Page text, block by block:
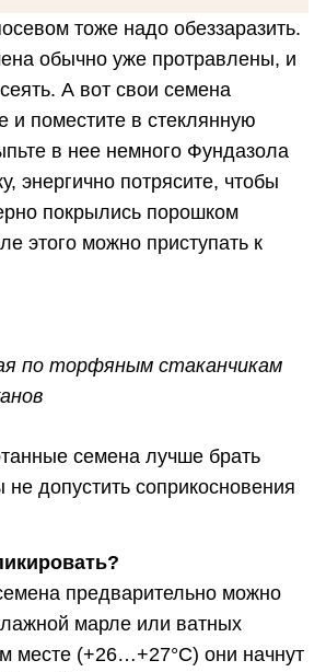
тоже надо обеззаразить.
обычно уже протравлены, и
А вот свои семена
и поместите в стеклянную
в нее немного Фундазола
энергично потрясите, чтобы
покрылись порошком
этого можно приступать к
по торфяным стаканчикам
семена лучше брать
не допустить соприкосновения
предварительно можно
марле или ватных
месте (+26…+27°С) они начнут